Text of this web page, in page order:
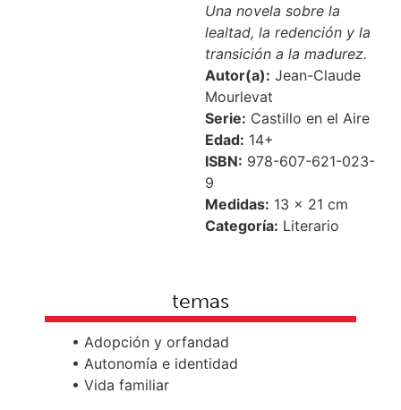
Una novela sobre la
lealtad, la redención y la
transición a la madurez.
Autor(a): Jean-Claude
Mourlevat
Serie: Castillo en el Aire
Edad: 14+
ISBN: 978-607-621-023-
9
Medidas: 13 × 21 cm
Categoría: Literario
temas
• Adopción y orfandad
• Autonomía e identidad
• Vida familiar